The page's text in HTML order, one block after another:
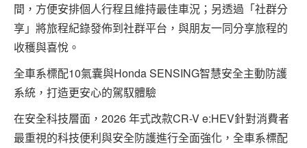
間，方便安排個人行程且維持最佳車況；另透過「社群分
享」將旅程紀錄發佈到社群平台，與朋友一同分享旅程的
收穫與喜悅。
全車系標配10氣囊與Honda SENSING智慧安全主動防護
系統，打造更安心的駕馭體驗
在安全科技層面，2026 年式改款CR-V e:HEV針對消費者
最重視的科技便利與安全防護進行全面強化，全車系標配